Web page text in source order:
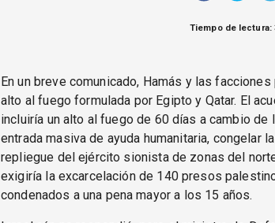
Tiempo de lectura:
En un breve comunicado, Hamás y las
alto al fuego formulada por Egipto y Qatar. El
incluiría un alto al fuego de 60 días a cambio
entrada masiva de ayuda humanitaria, congelar
repliegue del ejército sionista de zonas del
exigiría la excarcelación de 140 presos
condenados a una pena mayor a los 15 años.